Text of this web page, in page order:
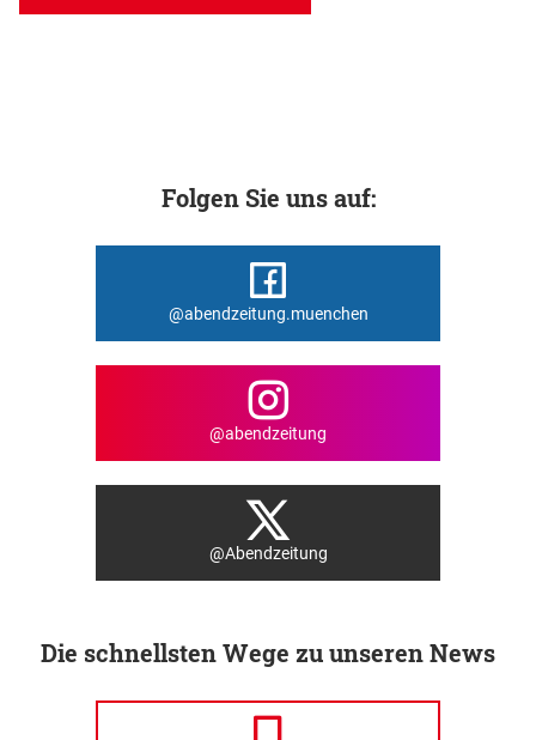
Folgen Sie uns auf:
@abendzeitung.muenchen
@abendzeitung
@Abendzeitung
Die schnellsten Wege zu unseren News